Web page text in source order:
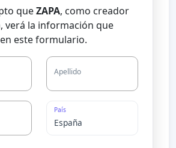
queZAPA, como creador
verá la información que
este formulario.
Apellido
País